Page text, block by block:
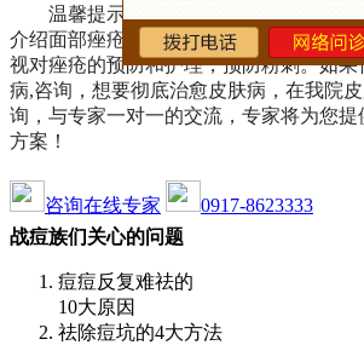
温馨提示：以上内容是皮肤病如何好
介绍面部痤疮最好的医院专家，专家提
视对痤疮的预防和护理，预防粉刺。如
病,咨询，想要彻底治愈皮肤病，在我院
询，与专家一对一的交流，专家将为您
方案！
咨询在线专家
0917-8623333
战痘族们关心的问题
痘痘反复难祛的
10大原因
祛除痘坑的4大方法